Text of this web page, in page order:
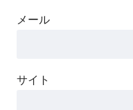
メール
サイト